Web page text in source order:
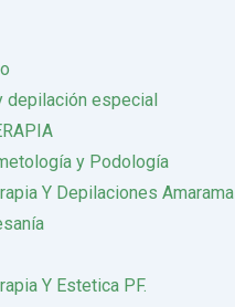
depilación especial
y Podología
Y Depilaciones Amarama
Y Estetica PF.